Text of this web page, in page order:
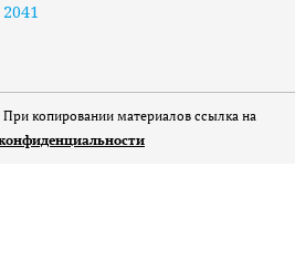
При копировании материалов ссылка на